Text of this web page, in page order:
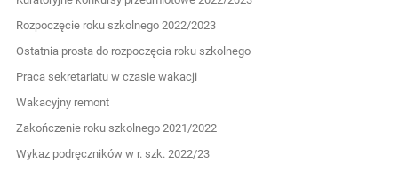
Rozpoczęcie roku szkolnego 2022/2023
Ostatnia prosta do rozpoczęcia roku szkolnego
Praca sekretariatu w czasie wakacji
Wakacyjny remont
Zakończenie roku szkolnego 2021/2022
Wykaz podręczników w r. szk. 2022/23